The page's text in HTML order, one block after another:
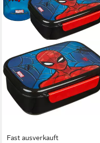
Fast ausverkauft